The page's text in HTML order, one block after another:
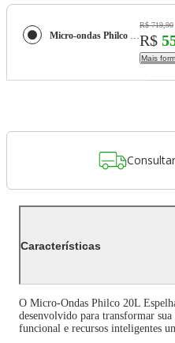
Micro-ondas Philco 20L Espelhado Limpa Fácil 1100W PMO23E
R$ 719,90
R$
Mais
Consultar
Características
O Micro-Ondas Philco 20L
desenvolvido para transformar
funcional e recursos inteligentes